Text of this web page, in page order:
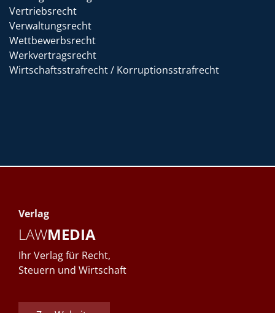
Vertriebsrecht
Verwaltungsrecht
Wettbewerbsrecht
Werkvertragsrecht
Wirtschaftsstrafrecht / Korruptionsstrafrecht
Verlag
LAWMEDIA
Ihr Verlag für Recht,
Steuern und Wirtschaft